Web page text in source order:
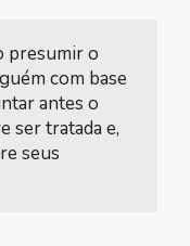
presumir o
com base
antes o
ser tratada e,
seus